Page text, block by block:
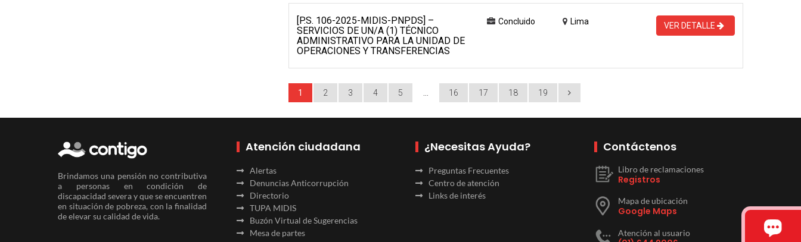
[P.S. 106-2025-MIDIS-PNPDS] –
SERVICIOS DE UN/A (1) TÉCNICO
ADMINISTRATIVO PARA LA UNIDAD DE
OPERACIONES Y TRANSFERENCIAS
Concluido Lima VER DETALLE
1 2 3 4 5 16 17 18 19
Brindamos una pensión no contributiva
a personas en condición de
discapacidad severa y que se encuentren
en situación de pobreza, con la finalidad
de elevar su calidad de vida.
Atención ciudadana
Alertas
Denuncias Anticorrupción
Directorio
TUPA MIDIS
Buzón Virtual de Sugerencias
Mesa de partes
¿Necesitas Ayuda?
Preguntas Frecuentes
Centro de atención
Links de interés
Contáctenos
Libro de reclamaciones
Registros
Mapa de ubicación
Google Maps
Atención al usuario